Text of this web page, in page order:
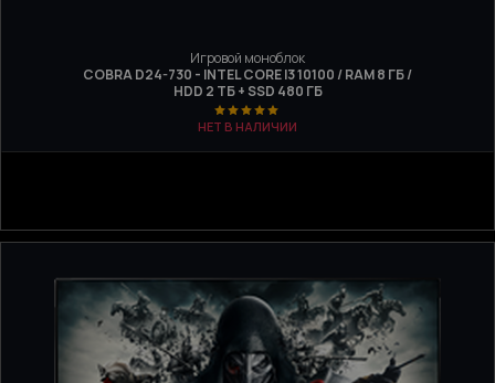
Игровой моноблок
COBRA D24-730 - INTEL CORE I3 10100 / RAM 8 ГБ /
HDD 2 ТБ + SSD 480 ГБ
НЕТ В НАЛИЧИИ